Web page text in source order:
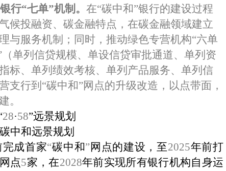
银行“七单”机制。 在“碳中和”银行的建设过程
候投融资、碳金融特点，在碳金融领域建立
与服务机制；同时，推动绿色专营机构“六单
（单列信贷规模、单设信贷审批通道、单列资
标、单列绩效考核、单列产品服务、单列信
支行到 “碳中和”网点的升级改造，以点带面，
。
28·58”远景规划
中和远景规划
成首家“碳中和”网点的建设，至2025年前打
点5家，在2028年前实现所有银行机构自身运